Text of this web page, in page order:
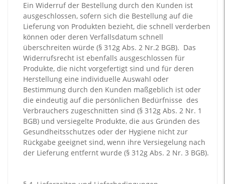
Ein Widerruf der Bestellung durch den Kunden ist
ausgeschlossen, sofern sich die Bestellung auf die
Lieferung von Produkten bezieht, die schnell verderben
können oder deren Verfallsdatum schnell
überschreiten würde (§ 312g Abs. 2 Nr.2 BGB). Das
Widerrufsrecht ist ebenfalls ausgeschlossen für
Produkte, die nicht vorgefertigt sind und für deren
Herstellung eine individuelle Auswahl oder
Bestimmung durch den Kunden maßgeblich ist oder
die eindeutig auf die persönlichen Bedürfnisse des
Verbrauchers zugeschnitten sind (§ 312g Abs. 2 Nr. 1
BGB) und versiegelte Produkte, die aus Gründen des
Gesundheitsschutzes oder der Hygiene nicht zur
Rückgabe geeignet sind, wenn ihre Versiegelung nach
der Lieferung entfernt wurde (§ 312g Abs. 2 Nr. 3 BGB).